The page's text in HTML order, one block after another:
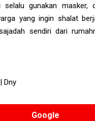
selalu gunakan masker,
yang ingin shalat
sendiri dari
Dny
Google